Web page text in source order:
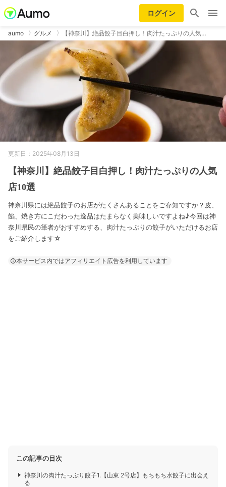
ログイン
aumo グルメ 【神奈川】絶品餃子目白押し！肉汁たっぷりの人気…
更新日：2025年08月13日
【神奈川】絶品餃子目白押し！肉汁たっぷりの人気
店10選
神奈川県には絶品餃子のお店がたくさんあることをご存知ですか？皮、
餡、焼き方にこだわった逸品はたまらなく美味しいですよね♪今回は神
奈川県民の筆者がおすすめする、肉汁たっぷりの餃子がいただけるお店
をご紹介します☆
本サービス内ではアフィリエイト広告を利用しています
この記事の目次
神奈川の肉汁たっぷり餃子1.【山東 2号店】もちもち水餃子に出会え
る